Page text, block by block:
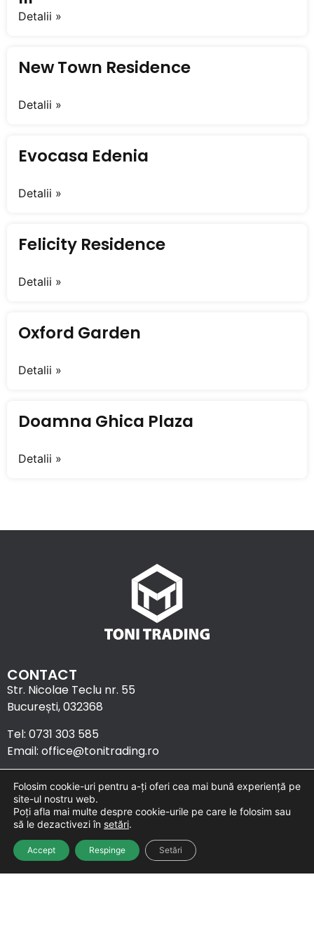
Detalii »
New Town Residence
Detalii »
Evocasa Edenia
Detalii »
Felicity Residence
Detalii »
Oxford Garden
Detalii »
Doamna Ghica Plaza
Detalii »
CONTACT
Str. Nicolae Teclu nr. 55
București, 032368
Tel: 0731 303 585
Email: office@tonitrading.ro
URMĂREȘTE-NE
Folosim cookie-uri pentru a-ți oferi cea mai bună experiență pe
site-ul nostru web.
Poți afla mai multe despre cookie-urile pe care le folosim sau
să le dezactivezi în setări.
Accept Respinge Setări